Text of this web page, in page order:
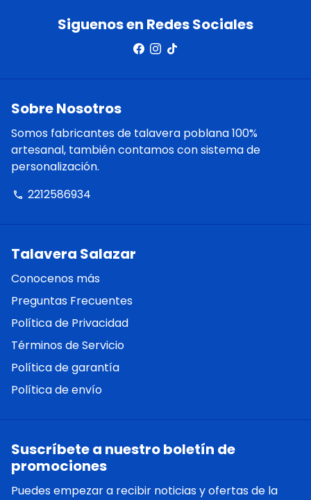
Siguenos en Redes Sociales
Sobre Nosotros
Somos fabricantes de talavera poblana 100%
artesanal, también contamos con sistema de
personalización.
phone 2212586934
Talavera Salazar
Conocenos más
Preguntas Frecuentes
Política de Privacidad
Términos de Servicio
Política de garantía
Política de envío
Suscríbete a nuestro boletín de
promociones
Puedes empezar a recibir noticias y ofertas de la